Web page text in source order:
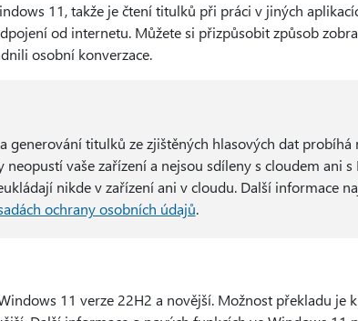
11, takže je čtení titulků při práci v jiných
od internetu. Můžete si přizpůsobit způsob
osobní konverzace.
generování titulků ze zjištěných hlasových dat probíhá
vaše zařízení a nejsou sdíleny s cloudem ani
nikde v zařízení ani v cloudu. Další informace
ochrany osobních údajů.
11 verze 22H2 a novější. Možnost překladu je